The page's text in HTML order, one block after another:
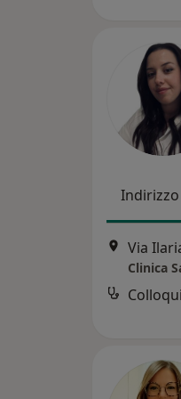
Indirizzo
Via
Clinica